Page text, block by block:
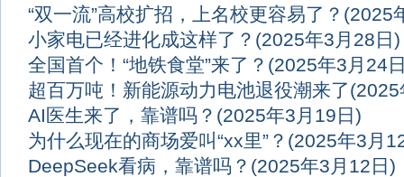
“双一流”高校扩招，上名校更容易了？ (2025
小家电已经进化成这样了？ (2025年3月28日)
全国首个！“地铁食堂”来了？ (2025年3月24
超百万吨！新能源动力电池退役潮来了
AI医生来了，靠谱吗？ (2025年3月19日)
为什么现在的商场爱叫“xx里”？ (2025年3月
DeepSeek看病，靠谱吗？ (2025年3月12日)